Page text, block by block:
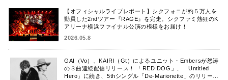
【オフィシャルライブレポート】シクフォニが約５万人を
動員した2ndツアー『RAGE』を完走。シクファミ熱狂のK
アリーナ横浜ファイナル公演の模様をお届け！
2026.05.8
GAI（Vo）、KAIRI（Gt）によるユニット・Embersが怒涛
の３曲連続配信リリース！ 「RED DOG」、「Untitled
Hero」に続き、5thシングル「De-Marionette」のリリース